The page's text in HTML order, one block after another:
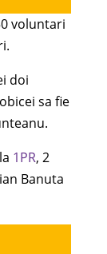
voluntari
doi
sa fie
1PR, 2
Banuta